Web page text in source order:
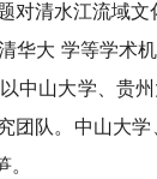
对清水江流域
华大 学等学术
中山大学、贵
团队。中山大